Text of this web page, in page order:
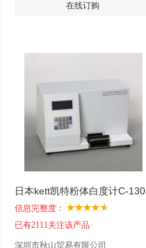
在线订购
日本kett凯特粉体白度计C-130
信息完整度：
已有2111关注该产品
深圳市秋山贸易有限公司